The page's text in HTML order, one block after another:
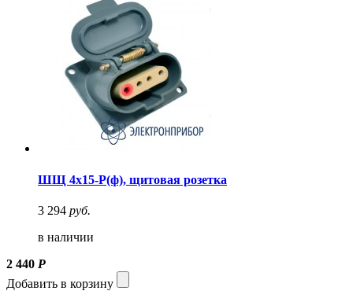
ШЩ 4х15-Р(ф), щитовая розетка
3 294 руб.
в наличии
2 440 Р
Добавить в корзину